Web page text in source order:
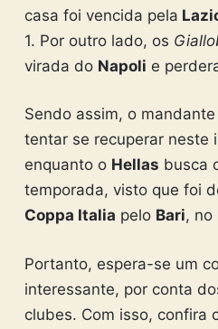
casa foi vencida pela
1. Por outro lado, os
virada do Napoli e
Sendo assim, o
tentar se recuperar neste
enquanto o Hellas busca
temporada, visto que foi
Coppa Italia pelo Bari, no
Portanto, espera-se um
interessante, por conta
clubes. Com isso, confira